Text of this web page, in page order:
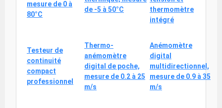
mesure de 0 à
80°C
de -5 à 50°C
thermomètre
intégré
Testeur de
continuité
compact
professionnel
Thermo-
anémomètre
digital de poche,
mesure de 0.2 à 25
m/s
Anémomètre
digital
multidirectionnel,
mesure de 0.9 à 35
m/s